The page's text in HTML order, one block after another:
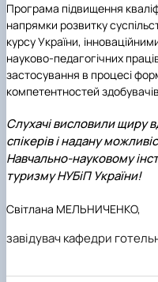
Програма підвищення
напрямки розвитку
курсу України,
науково-педагогічних
застосування в процесі
компетентностей
Слухачі висловили щиру
спікерів і надану
Навчально-науковому
туризму НУБіП України!
Світлана МЕЛЬНИЧЕНКО,
завідувач кафедри